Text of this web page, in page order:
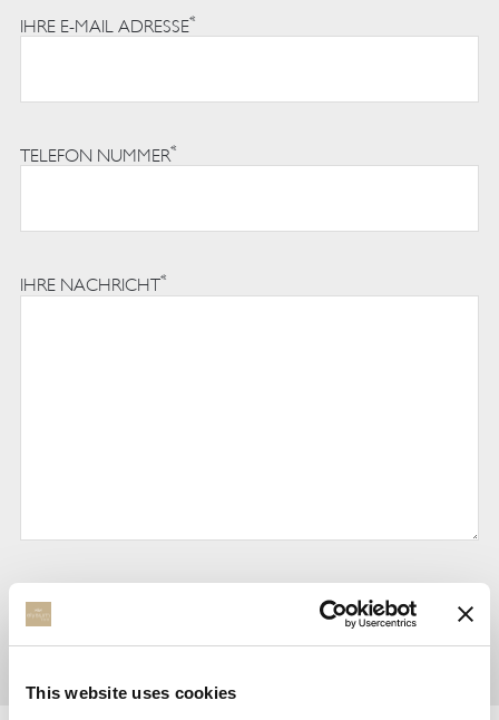
This website uses cookies
IHRE E-MAIL ADRESSE*
TELEFON NUMMER*
IHRE NACHRICHT*